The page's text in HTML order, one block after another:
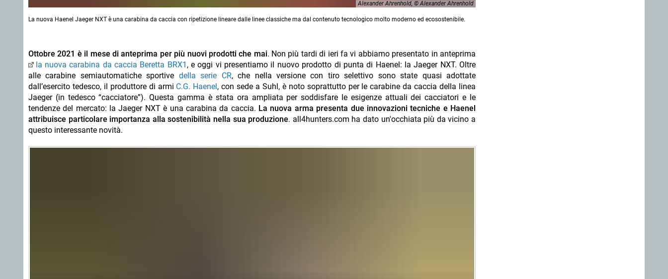
Alexander Ahrenhold, © Alexander Ahrenhold
La nuova Haenel Jaeger NXT è una carabina da caccia con ripetizione lineare dalle linee classiche ma dal contenuto tecnologico molto moderno ed ecosostenibile.
Ottobre 2021 è il mese di anteprima per più nuovi prodotti che mai. Non più tardi di ieri fa vi abbiamo presentato in anteprima
la nuova carabina da caccia Beretta BRX1 , e oggi vi presentiamo il nuovo prodotto di punta di Haenel: la Jaeger NXT. Oltre
alle carabine semiautomatiche sportive della serie CR, che nella versione con tiro selettivo sono state quasi adottate
dall’esercito tedesco, il produttore di armi C.G. Haenel, con sede a Suhl, è noto soprattutto per le carabine da caccia della linea
Jaeger (in tedesco “cacciatore”). Questa gamma è stata ora ampliata per soddisfare le esigenze attuali dei cacciatori e le
tendenze del mercato: la Jaeger NXT è una carabina da caccia. La nuova arma presenta due innovazioni tecniche e Haenel
attribuisce particolare importanza alla sostenibilità nella sua produzione. all4hunters.com ha dato un'occhiata più da vicino a
questo interessante novità.